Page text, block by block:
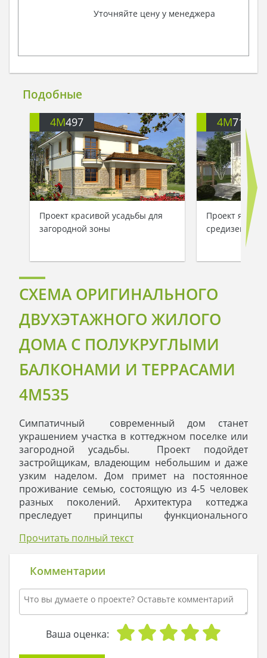
Уточняйте цену у менеджера
Подобные
4M497
Проект красивой усадьбы для
загородной зоны
4M713
Проект
СХЕМА ОРИГИНАЛЬНОГО
ДВУХЭТАЖНОГО ЖИЛОГО
ДОМА С ПОЛУКРУГЛЫМИ
БАЛКОНАМИ И ТЕРРАСАМИ
4M535
Симпатичный современный дом станет
украшением участка в коттеджном поселке или
загородной усадьбы. Проект подойдет
застройщикам, владеющим небольшим и даже
узким наделом. Дом примет на постоянное
проживание семью, состоящую из 4-5 человек
разных поколений. Архитектура коттеджа
преследует принципы функционального
сложных элементов. Концепция дома в
Форма коттеджа состоит из прямоугольных
фигур. Украшением служат две открытые
террасы с квадратными колоннами,
лестничными маршами и стационарными
клумбами и просторный балкон второго этажа.
Контраст черной крыши сложной конструкции и
Прочитать полный текст
Комментарии
Ваша оценка: